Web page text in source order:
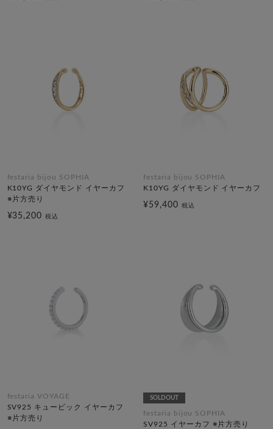
festaria bijou SOPHIA
K10YG ダイヤモンド イヤーカフ
※片方売り
¥35,200税込
festaria bijou SOPHIA
K10YG ダイヤモンド イヤーカフ
¥59,400 税込
festaria VOYAGE
SV925 キュービック イヤーカフ
※片方売り
SOLDOUT
festaria bijou SOPHIA
SV925 イヤーカフ ※片方売り